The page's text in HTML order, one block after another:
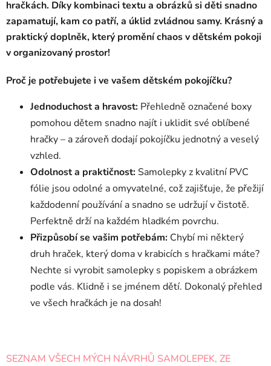
hračkách. Díky kombinaci textu a obrázků si děti snadno
zapamatují, kam co patří, a úklid zvládnou samy. Krásný a
praktický doplněk, který promění chaos v dětském pokoji
v organizovaný prostor!
Proč je potřebujete i ve vašem dětském pokojíčku?
Jednoduchost a hravost: Přehledně označené boxy
pomohou dětem snadno najít i uklidit své oblíbené
hračky – a zároveň dodají pokojíčku jednotný a veselý
vzhled.
Odolnost a praktičnost:Samolepky z kvalitní PVC
fólie jsou odolné a omyvatelné, což zajišťuje, že přežijí
každodenní používání a snadno se udržují v čistotě.
Perfektně drží na každém hladkém povrchu.
Přizpůsobí se vašim potřebám: Chybí mi některý
druh hraček, který doma v krabicích s hračkami máte?
Nechte si vyrobit samolepky s popiskem a obrázkem
podle vás. Klidně i se jménem dětí. Dokonalý přehled
ve všech hračkách je na dosah!
SEZNAM VŠECH MÝCH NÁVRHŮ SAMOLEPEK, ZE